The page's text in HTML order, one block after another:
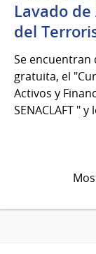
Lavado
del
Se
gratuita, el
Activos y
SENACLAFT "